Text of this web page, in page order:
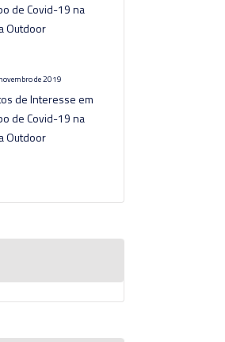
de Covid-19 na
Outdoor
de 2019
de Interesse em
de Covid-19 na
Outdoor